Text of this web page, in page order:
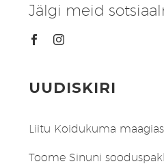
Jälgi meid
UUDISKIRI
Liitu Koidukuma
Toome Sinuni